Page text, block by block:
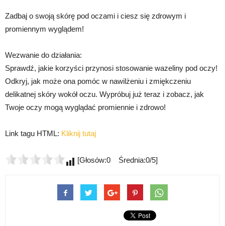
Zadbaj o swoją skórę pod oczami i ciesz się zdrowym i
promiennym wyglądem!
Wezwanie do działania:
Sprawdź, jakie korzyści przynosi stosowanie wazeliny pod oczy!
Odkryj, jak może ona pomóc w nawilżeniu i zmiękczeniu
delikatnej skóry wokół oczu. Wypróbuj już teraz i zobacz, jak
Twoje oczy mogą wyglądać promiennie i zdrowo!
Link tagu HTML: Kliknij tutaj
[Głosów:0 Średnia:0/5]